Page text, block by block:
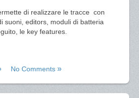
di realizzare le tracce con
suoni, editors, moduli di batteria
le key features.
No Comments